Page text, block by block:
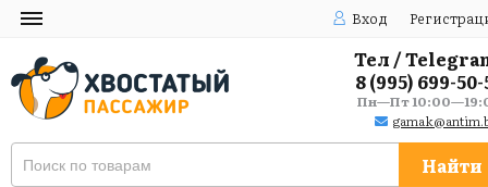
Вход
Тел /
8 (995) 699-50-
Пн—Пт
Найти